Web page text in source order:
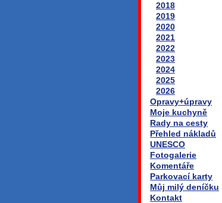
2018
2019
2020
2021
2022
2023
2024
2025
2026
Opravy+úpravy
Moje kuchyně
Rady na cesty
Přehled nákladů
UNESCO
Fotogalerie
Komentáře
Parkovací karty
Můj milý deníčku
Kontakt